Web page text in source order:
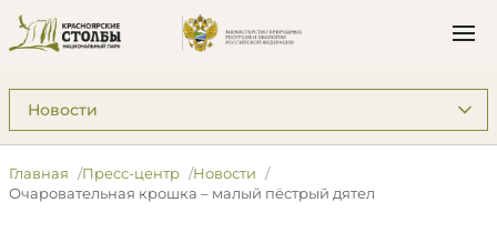
Подразделы: Пресс-центр
Главная Пресс-центр
Новости
Очаровательная крошка – малый пёстрый дятел